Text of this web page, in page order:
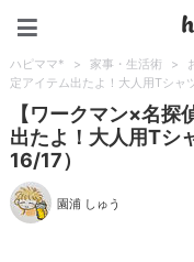
ハピママ* > 家事・生活術 >
定アイテム出たよ！大人用Tシ
【ワークマン×名
出たよ！大人用Tシ
16/17）
園浦 しゅう